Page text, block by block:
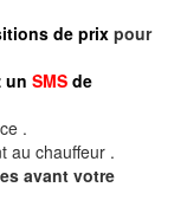
de prixpour
un SMS de
.
au chauffeur .
avant votre